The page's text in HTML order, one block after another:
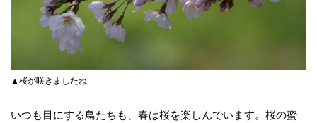
▲桜が咲きましたね
いつも目にする鳥たちも、春は桜を楽しんでいます。桜の蜜